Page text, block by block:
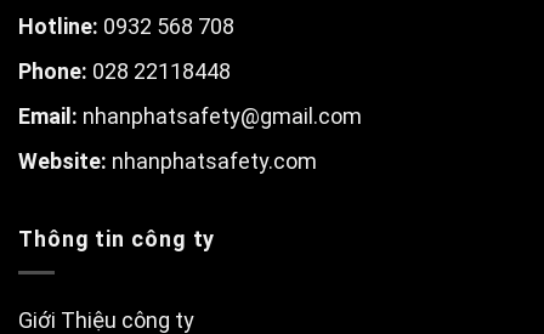
Hotline: 0932 568 708
Phone: 028 22118448
Email: nhanphatsafety@gmail.com
Website: nhanphatsafety.com
Thông tin công ty
Giới Thiệu công ty